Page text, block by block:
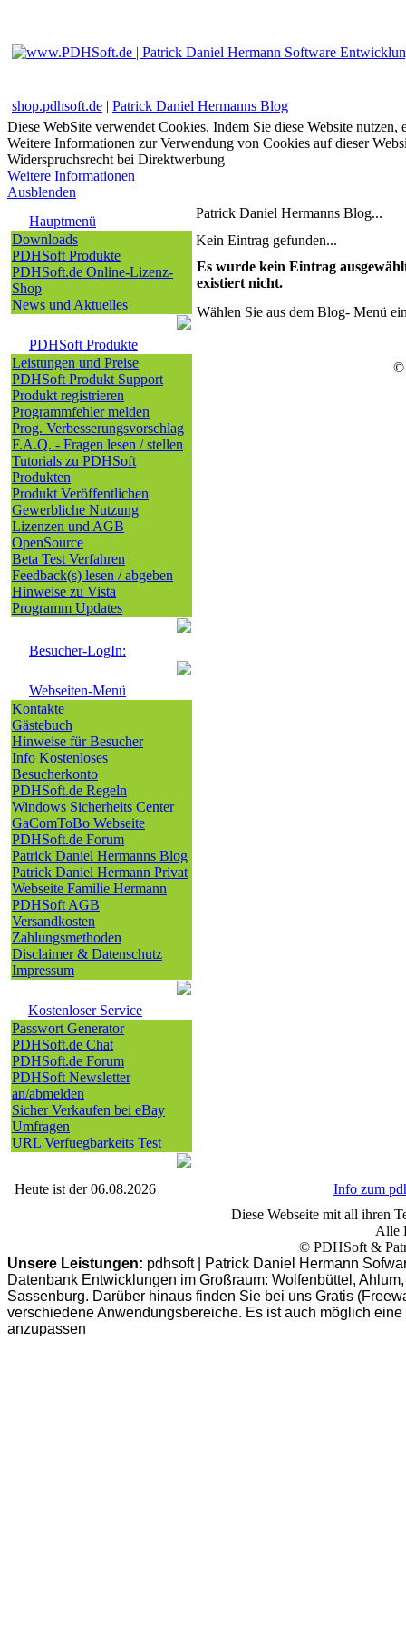
shop.pdhsoft.de | Patrick Daniel Hermanns Blog
Diese WebSite verwendet Cookies. Indem Sie diese Website
Weitere Informationen zur Verwendung von Cookies auf dieser
Widerspruchsrecht bei Direktwerbung
Weitere Informationen
Ausblenden
Hauptmenü
Downloads
PDHSoft Produkte
PDHSoft.de Online-Lizenz-
Shop
News und Aktuelles
PDHSoft Produkte
Leistungen und Preise
PDHSoft Produkt Support
Produkt registrieren
Programmfehler melden
Prog. Verbesserungsvorschlag
F.A.Q. - Fragen lesen / stellen
Tutorials zu PDHSoft
Produkten
Produkt Veröffentlichen
Gewerbliche Nutzung
Lizenzen und AGB
OpenSource
Beta Test Verfahren
Feedback(s) lesen / abgeben
Hinweise zu Vista
Programm Updates
Besucher-LogIn:
Webseiten-Menü
Kontakte
Gästebuch
Hinweise für Besucher
Info Kostenloses
Besucherkonto
PDHSoft.de Regeln
Windows Sicherheits Center
GaComToBo Webseite
PDHSoft.de Forum
Patrick Daniel Hermanns Blog
Patrick Daniel Hermann Privat
Webseite Familie Hermann
PDHSoft AGB
Versandkosten
Zahlungsmethoden
Disclaimer & Datenschutz
Impressum
Kostenloser Service
Passwort Generator
PDHSoft.de Chat
PDHSoft.de Forum
PDHSoft Newsletter
an/abmelden
Sicher Verkaufen bei eBay
Umfragen
URL Verfuegbarkeits Test
Patrick Daniel Hermanns Blog...
Kein Eintrag gefunden...
Es wurde kein Eintrag
existiert nicht.
Wählen Sie aus dem Blog- Menü
©
Heute ist der 06.08.2026
Info zum
Diese Webseite mit all ihren
Alle
© PDHSoft &
Unsere Leistungen: pdhsoft | Patrick Daniel Hermann
Datenbank Entwicklungen im Großraum: Wolfenbüttel,
Sassenburg. Darüber hinaus finden Sie bei uns Gratis
verschiedene Anwendungsbereiche. Es ist auch möglich
anzupassen